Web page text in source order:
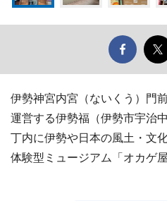
伊勢神宮内宮（ないくう）門
運営する伊勢福（伊勢市宇治
丁内に伊勢や日本の風土・文
体験型ミュージアム「オカゲ